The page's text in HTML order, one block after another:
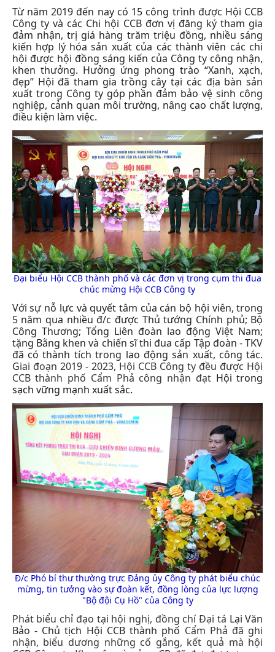
Từ năm 2019 đến nay có 15 công trình được Hội CCB
Công ty và các Chi hội CCB đơn vị đăng ký tham gia
đảm nhận, trị giá hàng trăm triệu đồng, nhiều sáng
kiến hợp lý hóa sản xuất của các thành viên các chi
hội được hội đồng sáng kiến của Công ty công nhận,
khen thưởng. Hưởng ứng phong trào “Xanh, xạch,
đẹp” Hội đã tham gia trồng cây tại các địa bàn sản
xuất trong Công ty góp phần đảm bảo vệ sinh công
nghiệp, cảnh quan môi trường, nâng cao chất lượng,
điều kiện làm việc.
Đại biểu Hội CCB thành phố và các đơn vị trong cụm thi đua
chúc mừng Hội CCB Công ty
Với sự nỗ lực và quyết tâm của cán bộ hội viên, trong
5 năm qua nhiều đ/c được Thủ tướng Chính phủ; Bộ
Công Thương; Tổng Liên đoàn lao động Việt Nam;
tặng Bằng khen và chiến sĩ thi đua cấp Tập đoàn - TKV
đã có thành tích trong lao động sản xuất, công tác.
Giai đoạn 2019 - 2023, Hội CCB Công ty đều được Hội
CCB thành phố Cẩm Phả công nhận đạt Hội trong
sạch vững mạnh xuất sắc.
Đ/c Phó bí thư thường trực Đảng ủy Công ty phát biểu chúc
mừng, tin tưởng vào sự đoàn kết, đồng lòng của lực lượng
"Bộ đội Cụ Hồ" của Công ty
Phát biểu chỉ đạo tại hội nghị, đồng chí Đại tá Lại Văn
Bảo - Chủ tịch Hội CCB thành phố Cẩm Phả đã ghi
nhận, biểu dương những cố gắng, kết quả mà hội